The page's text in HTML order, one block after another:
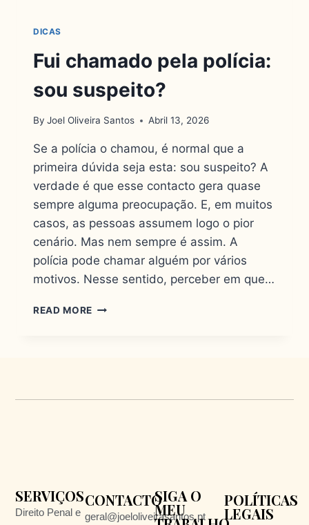
DICAS
Fui chamado pela polícia:
sou suspeito?
By Joel Oliveira Santos Abril 13, 2026
Se a polícia o chamou, é normal que a
primeira dúvida seja esta: sou suspeito? A
verdade é que esse contacto gera quase
sempre alguma preocupação. E, em muitos
casos, as pessoas assumem logo o pior
cenário. Mas nem sempre é assim. A
polícia pode chamar alguém por vários
motivos. Nesse sentido, perceber em que…
READ MORE
SERVIÇOS
Direito Penal e
CONTACTO
geral@joeloliveirasantos.pt
SIGA O
MEU
POLÍTICAS
LEGAIS